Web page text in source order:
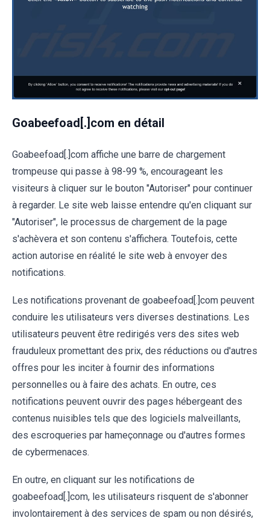
Goabeefoad[.]com en détail
Goabeefoad[.]com affiche une barre de chargement
trompeuse qui passe à 98-99 %, encourageant les
visiteurs à cliquer sur le bouton "Autoriser" pour continuer
à regarder. Le site web laisse entendre qu'en cliquant sur
"Autoriser", le processus de chargement de la page
s'achèvera et son contenu s'affichera. Toutefois, cette
action autorise en réalité le site web à envoyer des
notifications.
Les notifications provenant de goabeefoad[.]com peuvent
conduire les utilisateurs vers diverses destinations. Les
utilisateurs peuvent être redirigés vers des sites web
frauduleux promettant des prix, des réductions ou d'autres
offres pour les inciter à fournir des informations
personnelles ou à faire des achats. En outre, ces
notifications peuvent ouvrir des pages hébergeant des
contenus nuisibles tels que des logiciels malveillants,
des escroqueries par hameçonnage ou d'autres formes
de cybermenaces.
En outre, en cliquant sur les notifications de
goabeefoad[.]com, les utilisateurs risquent de s'abonner
involontairement à des services de spam ou non désirés,